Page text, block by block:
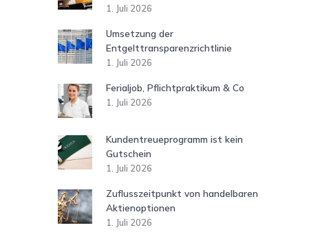
1. Juli 2026
Umsetzung der
Entgelttransparenzrichtlinie
1. Juli 2026
Ferialjob, Pflichtpraktikum & Co
1. Juli 2026
Kundentreueprogramm ist kein
Gutschein
1. Juli 2026
Zuflusszeitpunkt von handelbaren
Aktienoptionen
1. Juli 2026